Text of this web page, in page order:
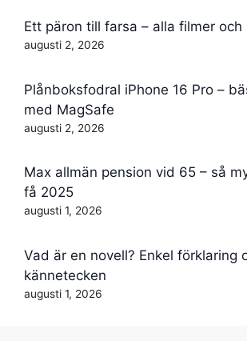
Ett päron till farsa – alla filmer och
augusti 2, 2026
Plånboksfodral iPhone 16 Pro –
med MagSafe
augusti 2, 2026
Max allmän pension vid 65 – så
få 2025
augusti 1, 2026
Vad är en novell? Enkel förklaring
kännetecken
augusti 1, 2026